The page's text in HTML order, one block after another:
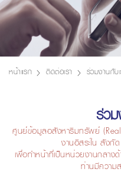
หน้าแรก ติดต่อเรา ร่วมงานกับ
ร่วม
ศูนย์ข้อมูลอสังหาริมทรัพย์
งานอิสระใน สังกั
เพื่อทำหน้าที่เป็นหน่วยงานกลา
ท่านมีความ